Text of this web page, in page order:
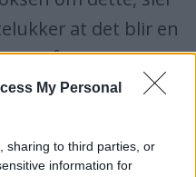
My Personal
sharing to third parties, or
information for
at det blir en
båtbygging der
har vært
uansett har vel